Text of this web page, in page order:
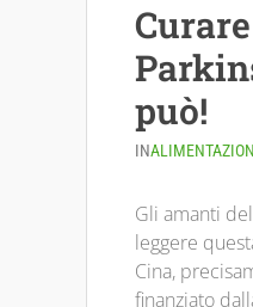
può!
IN
Gli amanti
leggere
Cina,
finanziato